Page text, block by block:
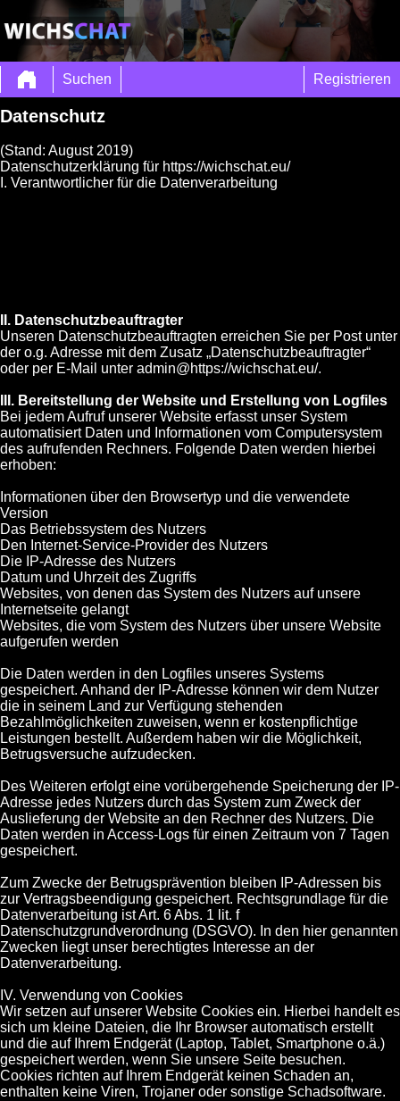
Suchen Registrieren
Datenschutz
(Stand: August 2019)
Datenschutzerklärung für https://wichschat.eu/
I. Verantwortlicher für die Datenverarbeitung
II. Datenschutzbeauftragter
Unseren Datenschutzbeauftragten erreichen Sie per Post unter
der o.g. Adresse mit dem Zusatz „Datenschutzbeauftragter“
oder per E-Mail unter admin@https://wichschat.eu/.
III. Bereitstellung der Website und Erstellung von Logfiles
Bei jedem Aufruf unserer Website erfasst unser System
automatisiert Daten und Informationen vom Computersystem
des aufrufenden Rechners. Folgende Daten werden hierbei
erhoben:
Informationen über den Browsertyp und die verwendete
Version
Das Betriebssystem des Nutzers
Den Internet-Service-Provider des Nutzers
Die IP-Adresse des Nutzers
Datum und Uhrzeit des Zugriffs
Websites, von denen das System des Nutzers auf unsere
Internetseite gelangt
Websites, die vom System des Nutzers über unsere Website
aufgerufen werden
Die Daten werden in den Logfiles unseres Systems
gespeichert. Anhand der IP-Adresse können wir dem Nutzer
die in seinem Land zur Verfügung stehenden
Bezahlmöglichkeiten zuweisen, wenn er kostenpflichtige
Leistungen bestellt. Außerdem haben wir die Möglichkeit,
Betrugsversuche aufzudecken.
Des Weiteren erfolgt eine vorübergehende Speicherung der IP-
Adresse jedes Nutzers durch das System zum Zweck der
Auslieferung der Website an den Rechner des Nutzers. Die
Daten werden in Access-Logs für einen Zeitraum von 7 Tagen
gespeichert.
Zum Zwecke der Betrugsprävention bleiben IP-Adressen bis
zur Vertragsbeendigung gespeichert. Rechtsgrundlage für die
Datenverarbeitung ist Art. 6 Abs. 1 lit. f
Datenschutzgrundverordnung (DSGVO). In den hier genannten
Zwecken liegt unser berechtigtes Interesse an der
Datenverarbeitung.
IV. Verwendung von Cookies
Wir setzen auf unserer Website Cookies ein. Hierbei handelt es
sich um kleine Dateien, die Ihr Browser automatisch erstellt
und die auf Ihrem Endgerät (Laptop, Tablet, Smartphone o.ä.)
gespeichert werden, wenn Sie unsere Seite besuchen.
Cookies richten auf Ihrem Endgerät keinen Schaden an,
enthalten keine Viren, Trojaner oder sonstige Schadsoftware.